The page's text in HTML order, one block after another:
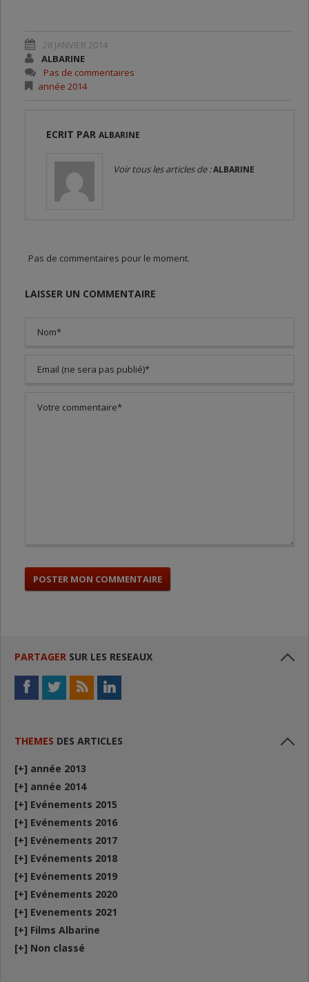
28 JANVIER 2014
ALBARINE
Pas de commentaires
année 2014
ECRIT PAR ALBARINE
Voir tous les articles de :ALBARINE
Pas de commentaires pour le moment.
LAISSER UN COMMENTAIRE
PARTAGER SUR LES RESEAUX
THEMES DES ARTICLES
[+] année 2013
[+] année 2014
[+] Evénements 2015
[+] Evénements 2016
[+] Evénements 2017
[+] Evénements 2018
[+] Evénements 2019
[+] Evénements 2020
[+] Evenements 2021
[+] Films Albarine
[+] Non classé